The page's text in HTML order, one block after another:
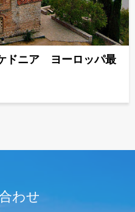
ドニア ヨーロッパ最
わせ